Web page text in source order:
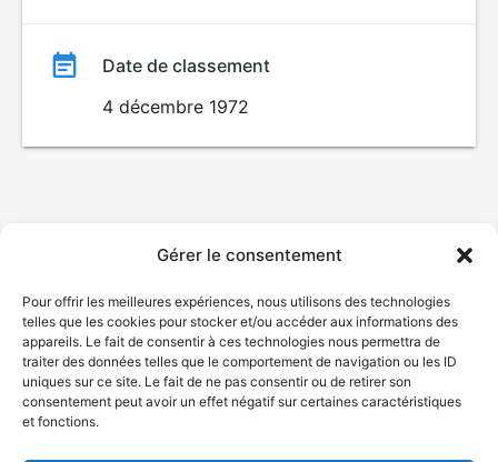
Gérer le consentement
Pour offrir les meilleures expériences, nous utilisons des technologies
telles que les cookies pour stocker et/ou accéder aux informations des
appareils. Le fait de consentir à ces technologies nous permettra de
traiter des données telles que le comportement de navigation ou les ID
uniques sur ce site. Le fait de ne pas consentir ou de retirer son
consentement peut avoir un effet négatif sur certaines caractéristiques
et fonctions.
Date de classement
4 décembre 1972